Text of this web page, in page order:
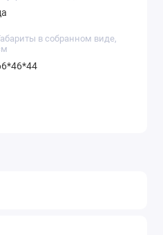
в собранном виде,